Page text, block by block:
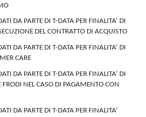
DA PARTE DI T-DATA PER FINALITA’ DI
DEL CONTRATTO DI ACQUISTO
DA PARTE DI T-DATA PER FINALITA’ DI
CARE
DA PARTE DI T-DATA PER FINALITA’ DI
FRODI NEL CASO DI PAGAMENTO CON
DA PARTE DI T-DATA PER FINALITA’